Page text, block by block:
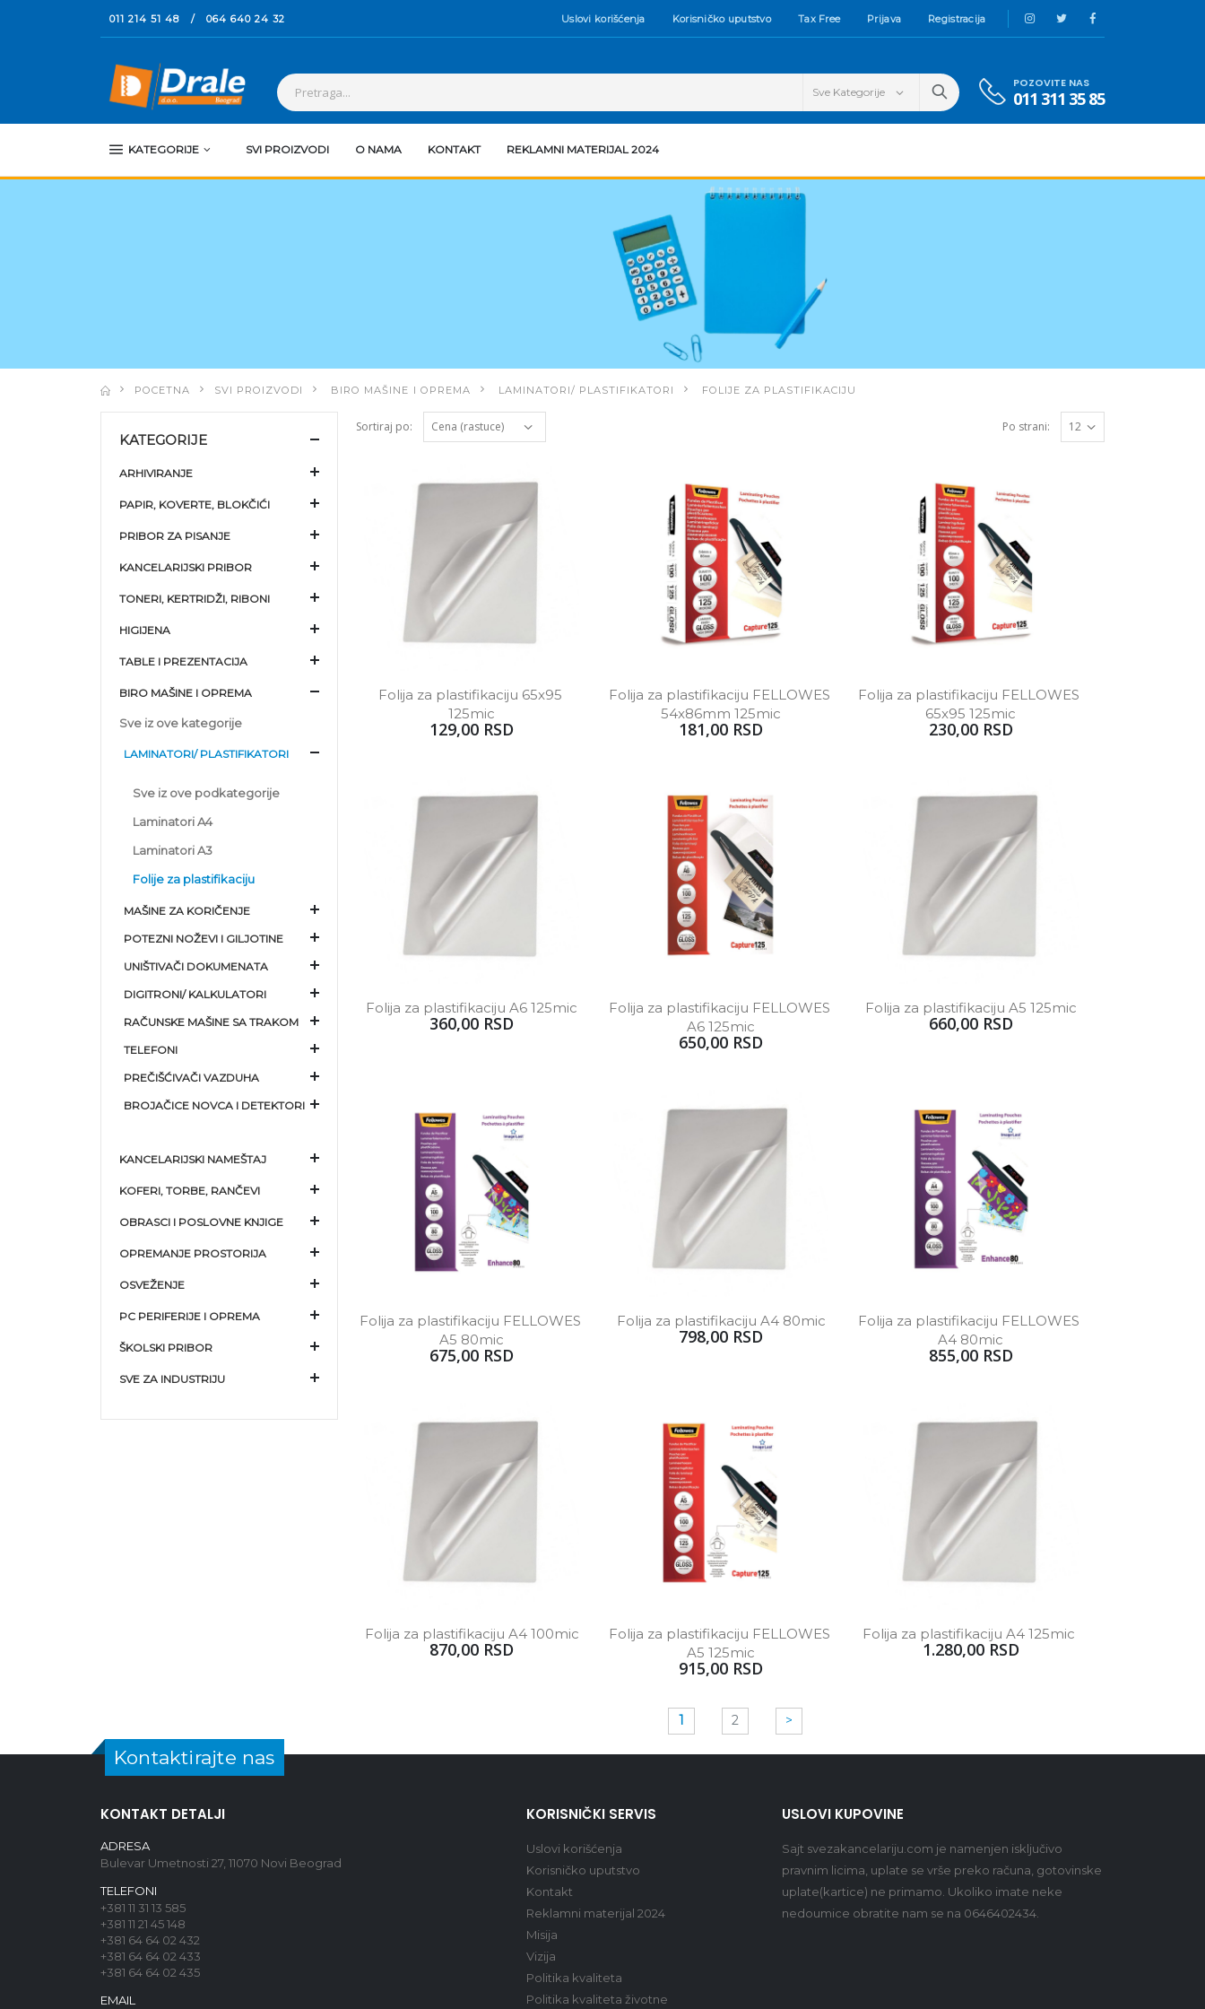
011 214 51 48 / 064 640 24 32 Uslovi korišćenja Korisničko uputstvo Tax Free Prijava Registracija
POZOVITE NAS
011 311 35 85
KATEGORIJE SVI PROIZVODI O NAMA KONTAKT REKLAMNI MATERIJAL 2024
POCETNA SVI PROIZVODI BIRO MAŠINE I OPREMA LAMINATORI/ PLASTIFIKATORI FOLIJE ZA PLASTIFIKACIJU
KATEGORIJE
ARHIVIRANJE
PAPIR, KOVERTE, BLOKČIĆI
PRIBOR ZA PISANJE
KANCELARIJSKI PRIBOR
TONERI, KERTRIDŽI, RIBONI
HIGIJENA
TABLE I PREZENTACIJA
BIRO MAŠINE I OPREMA
Sve iz ove kategorije
LAMINATORI/ PLASTIFIKATORI
Sve iz ove podkategorije
Laminatori A4
Laminatori A3
Folije za plastifikaciju
MAŠINE ZA KORIČENJE
POTEZNI NOŽEVI I GILJOTINE
UNIŠTIVAČI DOKUMENATA
DIGITRONI/ KALKULATORI
RAČUNSKE MAŠINE SA TRAKOM
TELEFONI
PREČIŠĆIVAČI VAZDUHA
BROJAČICE NOVCA I DETEKTORI
KANCELARIJSKI NAMEŠTAJ
KOFERI, TORBE, RANČEVI
OBRASCI I POSLOVNE KNJIGE
OPREMANJE PROSTORIJA
OSVEŽENJE
PC PERIFERIJE I OPREMA
ŠKOLSKI PRIBOR
SVE ZA INDUSTRIJU
Sortiraj po: Po strani:
Folija za plastifikaciju 65x95
125mic
129,00 RSD
Folija za plastifikaciju FELLOWES
54x86mm 125mic
181,00 RSD
Folija za plastifikaciju FELLOWES
65x95 125mic
230,00 RSD
Folija za plastifikaciju A6 125mic
360,00 RSD
Folija za plastifikaciju FELLOWES
A6 125mic
650,00 RSD
Folija za plastifikaciju A5 125mic
660,00 RSD
Folija za plastifikaciju FELLOWES
A5 80mic
675,00 RSD
Folija za plastifikaciju A4 80mic
798,00 RSD
Folija za plastifikaciju FELLOWES
A4 80mic
855,00 RSD
Folija za plastifikaciju A4 100mic
870,00 RSD
Folija za plastifikaciju FELLOWES
A5 125mic
915,00 RSD
Folija za plastifikaciju A4 125mic
1.280,00 RSD
1 2 >
Kontaktirajte nas
KONTAKT DETALJI
ADRESA
Bulevar Umetnosti 27, 11070 Novi Beograd
TELEFONI
+381 11 31 13 585
+381 11 21 45 148
+381 64 64 02 432
+381 64 64 02 433
+381 64 64 02 435
EMAIL
KORISNIČKI SERVIS
Uslovi korišćenja
Korisničko uputstvo
Kontakt
Reklamni materijal 2024
Misija
Vizija
Politika kvaliteta
Politika kvaliteta životne
USLOVI KUPOVINE
Sajt svezakancelariju.com je namenjen isključivo
pravnim licima, uplate se vrše preko računa, gotovinske
uplate(kartice) ne primamo. Ukoliko imate neke
nedoumice obratite nam se na 0646402434.